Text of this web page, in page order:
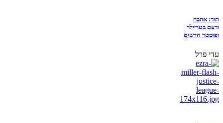
תור: אהבה
ורעם בטריילר
ופוסטר חדשים
עדי פרל